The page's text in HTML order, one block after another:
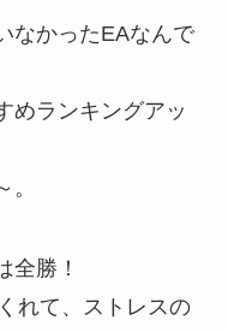
なかったEAなんで
めランキングアッ
全勝！
れて、ストレスの